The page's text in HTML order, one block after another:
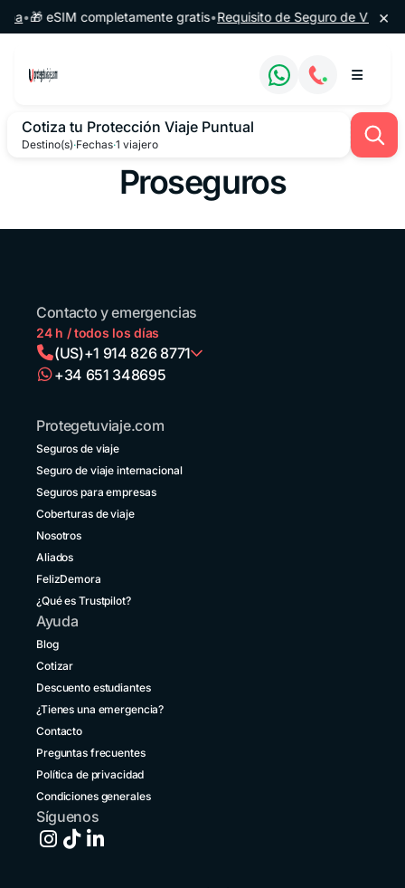
Saltar al contenido
•🎁 eSIM completamente gratis•Requisito de Seguro de Viaje×
Cotiza tu Protección Viaje Puntual
Destino(s)·Fechas·1 viajero
Proseguros
Contacto y emergencias
24 h / todos los días
(US)+1 914 826 8771
Bolivia
+591 5 50701249
Brasil
Canadá
+1 833 2223287
Chile
+56 2 3210 3154
Colombia
Costa Rica
+1 914 826 8771
Ecuador
+593 1800 001516
El Salvador
España
+34 651 348695
Protegetuviaje.com
Seguros de viaje
Seguro de viaje internacional
Seguros para empresas
Coberturas de viaje
Nosotros
Aliados
FelizDemora
¿Qué es Trustpilot?
Ayuda
Blog
Cotizar
Descuento estudiantes
¿Tienes una emergencia?
Contacto
Preguntas frecuentes
Política de privacidad
Condiciones generales
Síguenos